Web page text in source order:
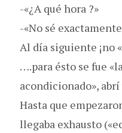
-«¿A qué hora ?»
-«No sé
Al día siguiente ¡no
….para ésto se fue
acondicionado»,
Hasta que
llegaba exhausto